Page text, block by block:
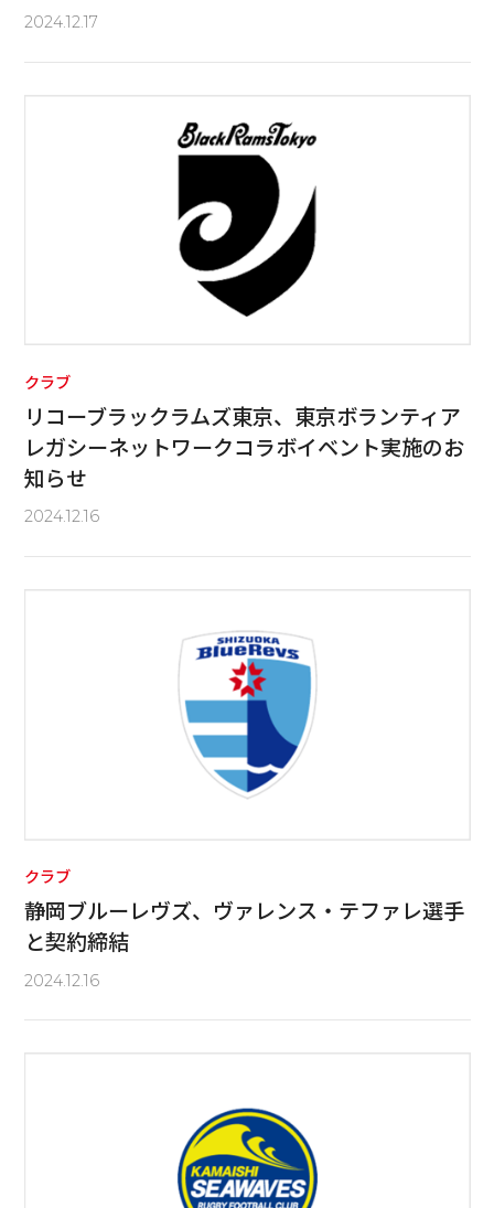
2024.12.17
クラブ
リコーブラックラムズ東京、東京ボランティア
レガシーネットワークコラボイベント実施のお
知らせ
2024.12.16
クラブ
静岡ブルーレヴズ、ヴァレンス・テファレ選手
と契約締結
2024.12.16